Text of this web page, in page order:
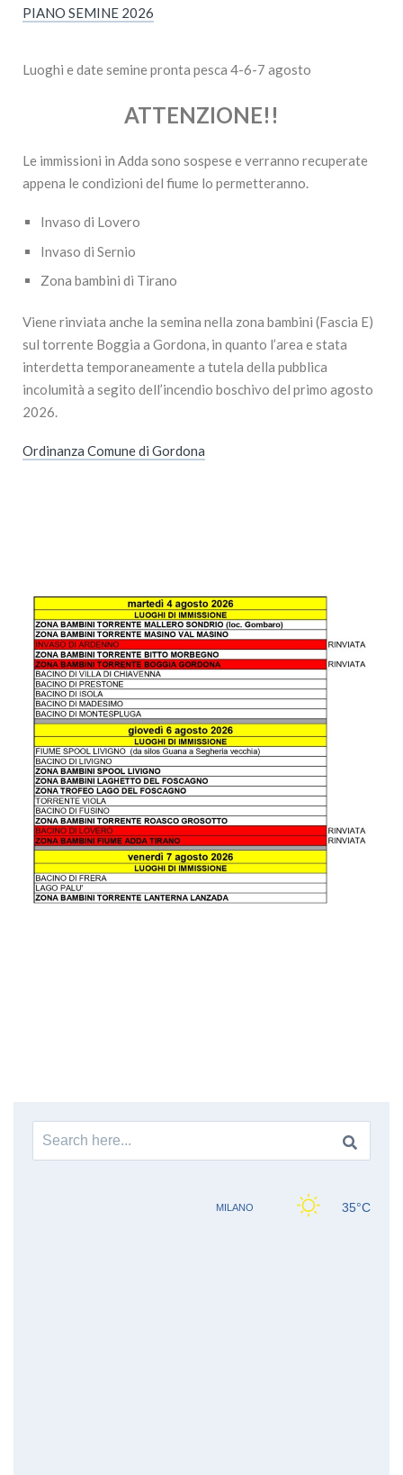
PIANO SEMINE 2026
Luoghi e date semine pronta pesca 4-6-7 agosto
ATTENZIONE!!
Le immissioni in Adda sono sospese e verranno recuperate
appena le condizioni del fiume lo permetteranno.
Invaso di Lovero
Invaso di Sernio
Zona bambini di Tirano
Viene rinviata anche la semina nella zona bambini (Fascia E)
sul torrente Boggia a Gordona, in quanto l’area e stata
interdetta temporaneamente a tutela della pubblica
incolumità a segito dell’incendio boschivo del primo agosto
2026.
Ordinanza Comune di Gordona